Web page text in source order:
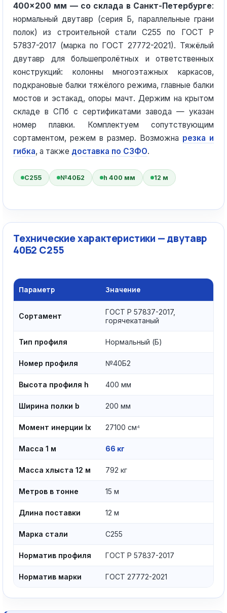
400×200 мм — со склада в Санкт-Петербурге:
нормальный двутавр (серия Б, параллельные грани
полок) из строительной стали С255 по ГОСТ Р
57837-2017 (марка по ГОСТ 27772-2021). Тяжёлый
двутавр для большепролётных и ответственных
конструкций: колонны многоэтажных каркасов,
подкрановые балки тяжёлого режима, главные балки
мостов и эстакад, опоры мачт. Держим на крытом
складе в СПб с сертификатами завода — указан
номер плавки. Комплектуем сопутствующим
сортаментом, режем в размер. Возможна резка и
гибка, а также доставка по СЗФО.
С255 №40Б2 h 400 мм 12 м
Технические характеристики — двутавр
40Б2 С255
Параметр Значение
Сортамент
ГОСТ Р 57837-2017,
горячекатаный
Тип профиля Нормальный (Б)
Номер профиля №40Б2
Высота профиля h 400 мм
Ширина полки b 200 мм
Момент инерции Ix 27100 см⁴
Масса 1 м 66 кг
Масса хлыста 12 м 792 кг
Метров в тонне 15 м
Длина поставки 12 м
Марка стали С255
Норматив профиля ГОСТ Р 57837-2017
Норматив марки ГОСТ 27772-2021